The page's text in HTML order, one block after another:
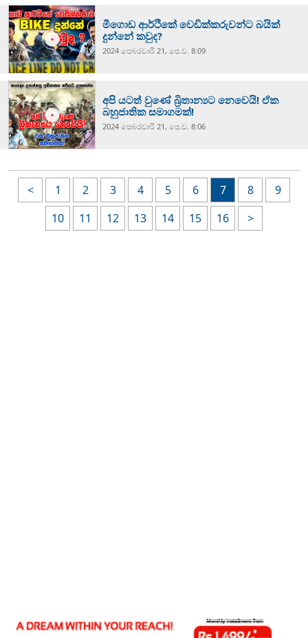
මීගොඩ ආර්ථිකේ වෙඩික්කරුවන්ට බයික්
දුන්නේ කවුද?
2024 පෙබරවාරි 21, පෙ.ව. 8:09
අපි යටත් වුණේ බ්‍රිතාන්‍යට නෙවෙයි! ඒක
බහුජාතික සමාගමක්!
2024 පෙබරවාරි 21, පෙ.ව. 8:06
< 1 2 3 4 5 6 7 8
9
10
11 12 13 14 15 16 >